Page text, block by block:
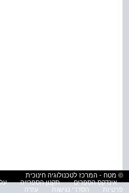
© מטח - המרכז לטכנולוגיה חינוכית
אינדקס הספרים
תקנון הספרייה
פרטיות
הסדרי נגישות עזרה